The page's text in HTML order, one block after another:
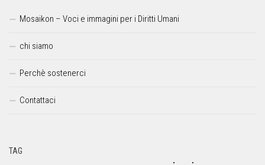
Mosaikon – Voci e immagini per i Diritti Umani
chi siamo
Perchè sostenerci
Contattaci
TAG